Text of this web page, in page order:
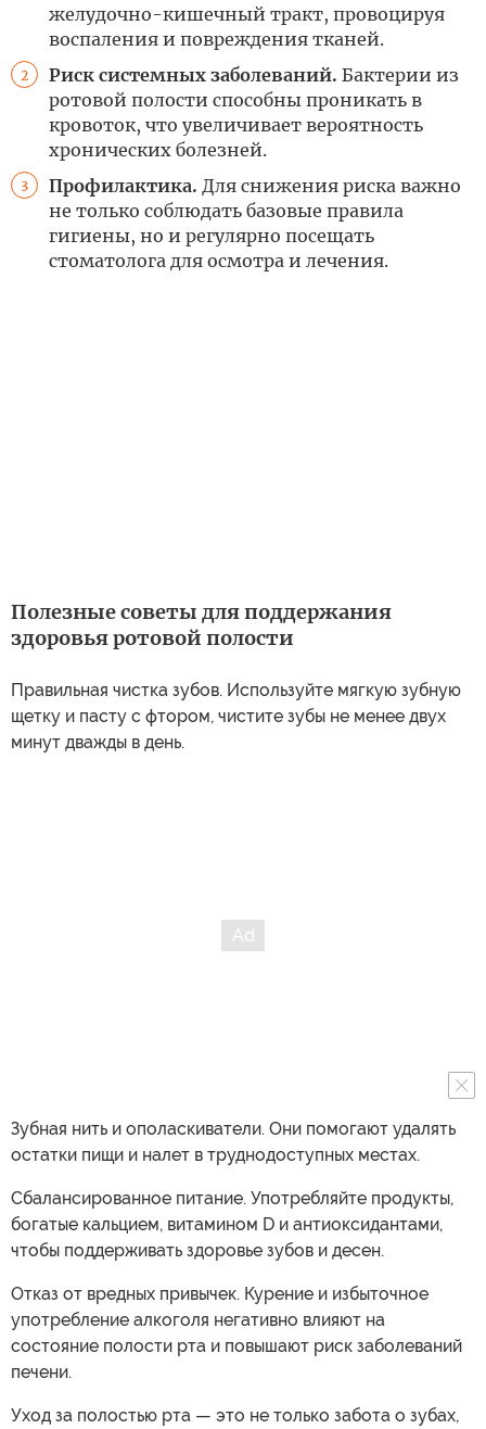
желудочно-кишечный тракт, провоцируя
воспаления и повреждения тканей.
2 Риск системных заболеваний. Бактерии из
ротовой полости способны проникать в
кровоток, что увеличивает вероятность
хронических болезней.
3 Профилактика. Для снижения риска важно
не только соблюдать базовые правила
гигиены, но и регулярно посещать
стоматолога для осмотра и лечения.
Полезные советы для поддержания
здоровья ротовой полости
Правильная чистка зубов. Используйте мягкую зубную
щетку и пасту с фтором, чистите зубы не менее двух
минут дважды в день.
Зубная нить и ополаскиватели. Они помогают удалять
остатки пищи и налет в труднодоступных местах.
Сбалансированное питание. Употребляйте продукты,
богатые кальцием, витамином D и антиоксидантами,
чтобы поддерживать здоровье зубов и десен.
Отказ от вредных привычек. Курение и избыточное
употребление алкоголя негативно влияют на
состояние полости рта и повышают риск заболеваний
печени.
Уход за полостью рта — это не только забота о зубах,